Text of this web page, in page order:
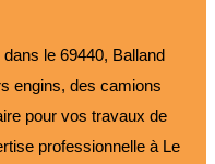
le 69440, Balland
engins, des camions
pour vos travaux de
professionnelle à Le